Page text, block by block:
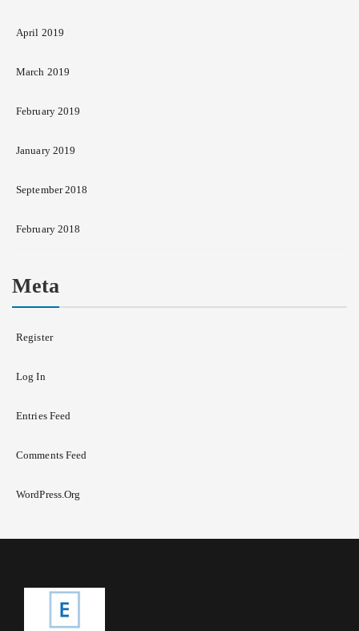
April 2019
March 2019
February 2019
January 2019
September 2018
February 2018
Meta
Register
Log In
Entries Feed
Comments Feed
WordPress.org